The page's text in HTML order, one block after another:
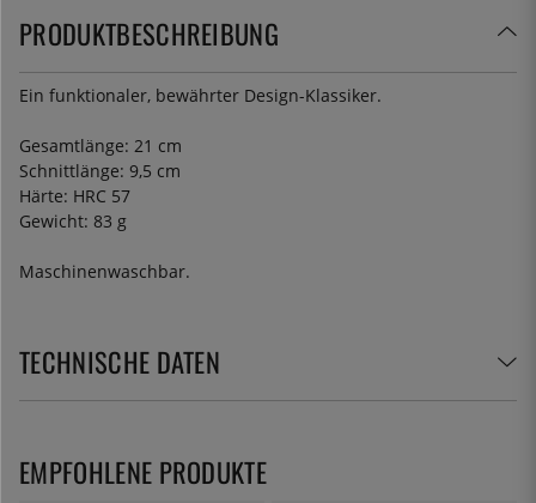
PRODUKTBESCHREIBUNG
Ein funktionaler, bewährter Design-Klassiker.
Gesamtlänge: 21 cm
Schnittlänge: 9,5 cm
Härte: HRC 57
Gewicht: 83 g
Maschinenwaschbar.
TECHNISCHE DATEN
EMPFOHLENE PRODUKTE